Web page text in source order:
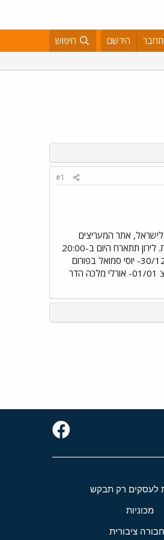
הירשם חיפוש
#1
לישראל, אתר המעריצים
, שאף פגשה את הזמרת לפני מספר שבועות. לירון תתארח היום ב-20:00
: 30/12- יוסי סמואל בפורום
בעלי חיים 30/12- זבולון אורלב בפורום אקטואליה 31/12- טובה קראוזה, דיאטנית קלינית, בפורום להיות הורים. 31/12- זהבה גלאון בפורום מרצ 01/01- אורלי מלכה הדר
לעסקים רק תבקש
מכוניות
ציבורית